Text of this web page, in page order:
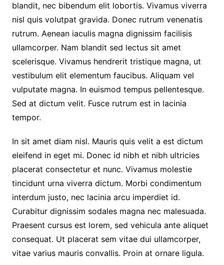
blandit, nec bibendum elit lobortis. Vivamus viverra
nisl quis volutpat gravida. Donec rutrum venenatis
rutrum. Aenean iaculis magna dignissim facilisis
ullamcorper. Nam blandit sed lectus sit amet
scelerisque. Vivamus hendrerit tristique magna, ut
vestibulum elit elementum faucibus. Aliquam vel
vulputate magna. In euismod tempus pellentesque.
Sed at dictum velit. Fusce rutrum est in lacinia
tempor.
In sit amet diam nisl. Mauris quis velit a est dictum
eleifend in eget mi. Donec id nibh et nibh ultricies
placerat consectetur et nunc. Vivamus molestie
tincidunt urna viverra dictum. Morbi condimentum
interdum justo, nec lacinia arcu imperdiet id.
Curabitur dignissim sodales magna nec malesuada.
Praesent cursus est lorem, sed vehicula ante aliquet
consequat. Ut placerat sem vitae dui ullamcorper,
vitae varius mauris convallis. Proin at ornare ligula.